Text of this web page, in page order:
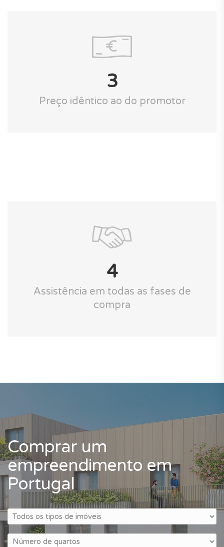
3
Preço idêntico ao do promotor
4
Assistência em todas as fases de
compra
Comprar um
empreendimento em
Portugal